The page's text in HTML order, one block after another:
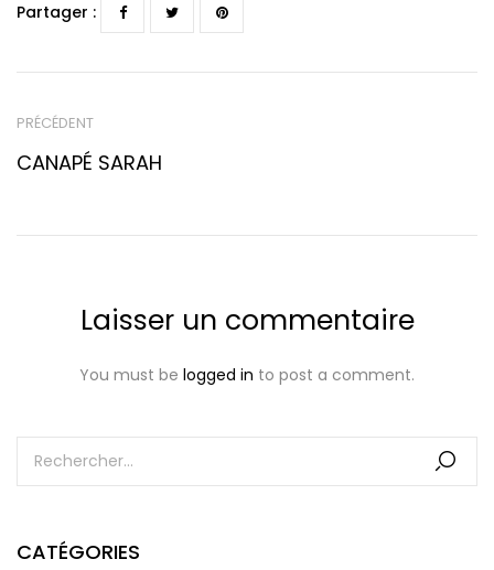
CATÉGORIES
Partager :
PRÉCÉDENT
CANAPÉ SARAH
Laisser un commentaire
You must be logged in to post a comment.